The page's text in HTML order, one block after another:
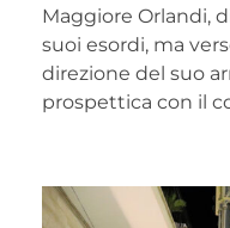
Maggiore Orlandi,
suoi esordi, ma
direzione del suo
prospettica con il